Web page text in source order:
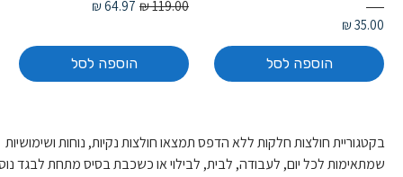
מחיר
הוספה לסל
מחיר רגיל מחיר מבצע
הוספה לסל
בקטגוריית חולצות חלקות ללא הדפס תמצאו חולצות נקיות, נוחות ושימושיות
שמתאימות לכל יום, לעבודה, לבית, לבילוי או כשכבת בסיס מתחת לבגד